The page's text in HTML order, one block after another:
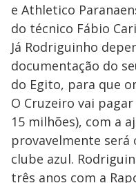
e Athletico
do técnico Fábio
Já Rodriguinho
documentação do
do Egito, para que
O Cruzeiro vai
15 milhões), com a
provavelmente
clube azul.
três anos com a